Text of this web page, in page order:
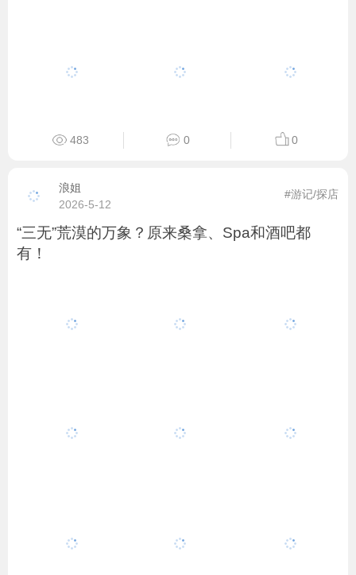
483 0 0
浪姐
2026-5-12
#游记/探店
“三无”荒漠的万象？原来桑拿、Spa和酒吧都
有！